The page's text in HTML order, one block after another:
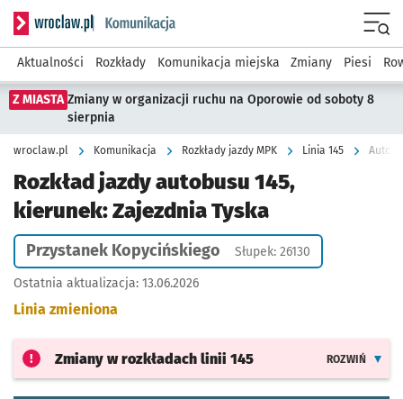
Serwis informacyjny wroclaw.pl podserwis: Komunikacja
Aktualności Rozkłady Komunikacja miejska Zmiany Piesi
Z MIASTA Zmiany w organizacji ruchu na Oporowie od soboty 8
sierpnia
wroclaw.pl Komunikacja Rozkłady jazdy MPK Linia 145
Rozkład jazdy autobusu 145,
kierunek: Zajezdnia Tyska
Przystanek Kopycińskiego Słupek: 26130
Ostatnia aktualizacja: 13.06.2026
Linia zmieniona
Zmiany w rozkładach linii 145 ROZWIŃ